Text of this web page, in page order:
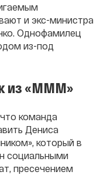
и экс-министра
Однофамилец
из-под
из «МММ»
команда
Дениса
который в
социальными
пресечением